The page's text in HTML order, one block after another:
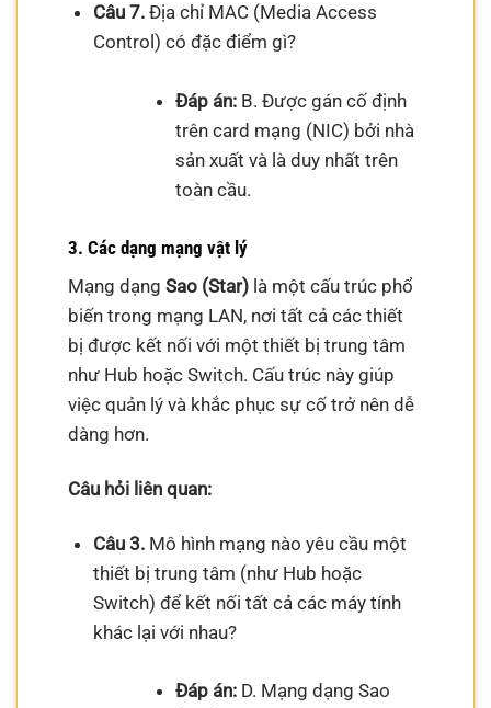
Câu 7.Địa chỉ MAC (Media Access
Control) có đặc điểm gì?
Đáp án:B. Được gán cố định
trên card mạng (NIC) bởi nhà
sản xuất và là duy nhất trên
toàn cầu.
3. Các dạng mạng vật lý
Mạng dạngSao (Star) là một cấu trúc phổ
biến trong mạng LAN, nơi tất cả các thiết
bị được kết nối với một thiết bị trung tâm
như Hub hoặc Switch. Cấu trúc này giúp
việc quản lý và khắc phục sự cố trở nên dễ
dàng hơn.
Câu hỏi liên quan:
Câu 3.Mô hình mạng nào yêu cầu một
thiết bị trung tâm (như Hub hoặc
Switch) để kết nối tất cả các máy tính
khác lại với nhau?
Đáp án:D. Mạng dạng Sao